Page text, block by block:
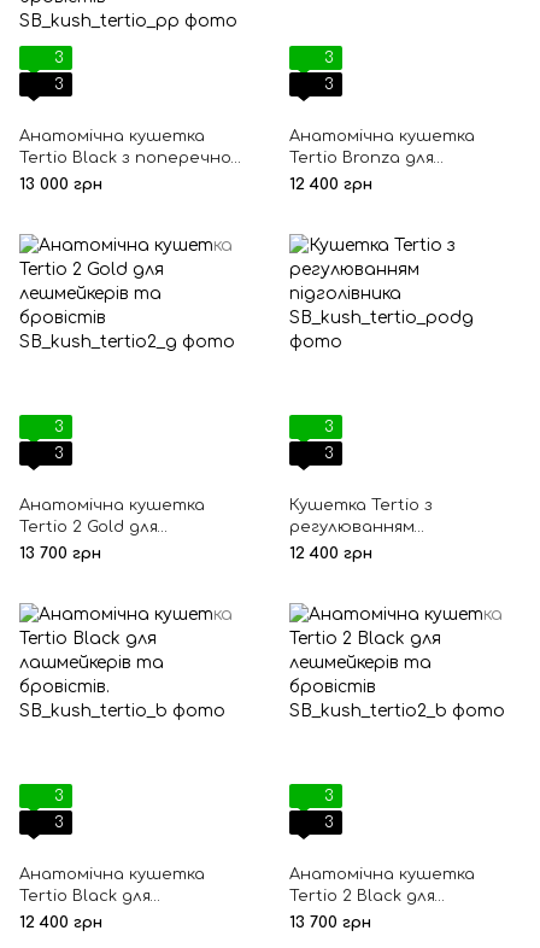
3
3
Анатомічна кушетка
Tertio Black з поперечною
прошивкою та
13 000 грн
3
3
Анатомічна кушетка
Tertio Bronza для
лешмейкерів та бровістів
12 400 грн
3
3
Анатомічна кушетка
Tertio 2 Gold для
лешмейкерів та бровістів
13 700 грн
3
3
Кушетка Tertio з
регулюванням
підголівника
12 400 грн
3
3
Анатомічна кушетка
Tertio Black для
лашмейкерів та
12 400 грн
3
3
Анатомічна кушетка
Tertio 2 Black для
лешмейкерів та бровістів
13 700 грн